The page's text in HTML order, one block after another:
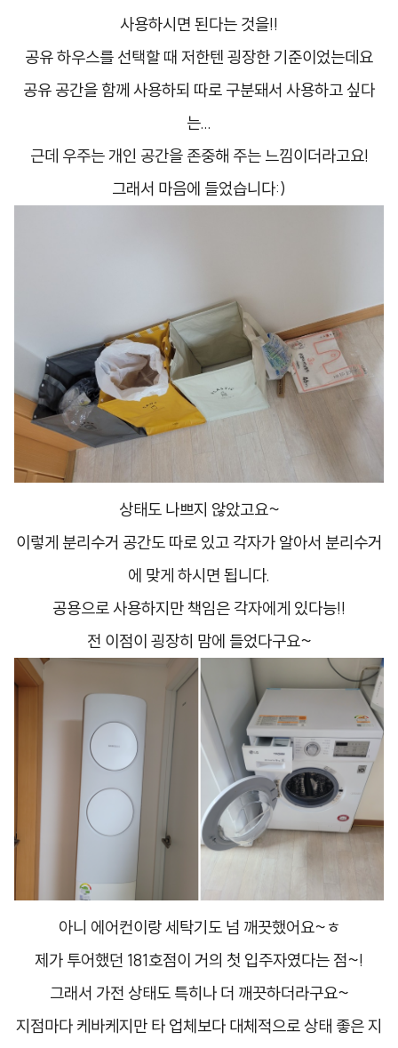
사용하시면 된다는 것을!!
공유 하우스를 선택할 때 저한텐 굉장한 기준이었는데요
공유 공간을 함께 사용하되 따로 구분돼서 사용하고 싶다
는...
근데 우주는 개인 공간을 존중해 주는 느낌이더라고요!
그래서 마음에 들었습니다:)
상태도 나쁘지 않았고요~
이렇게 분리수거 공간도 따로 있고 각자가 알아서 분리수거
에 맞게 하시면 됩니다.
​공용으로 사용하지만 책임은 각자에게 있다능!!
전 이점이 굉장히 맘에 들었다구요~
아니 에어컨이랑 세탁기도 넘 깨끗했어요~ㅎ​
제가 투어했던 181호점이 거의 첫 입주자였다는 점~!
그래서 가전 상태도 특히나 더 깨끗하더라구요~
지점마다 케바케지만 타 업체보다 대체적으로 상태 좋은 지